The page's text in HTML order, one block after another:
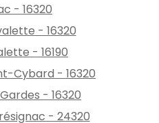
- 16320
- 16320
- 16190
Cybard - 16320
- 16320
- 24320